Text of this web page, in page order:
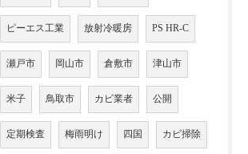
ピーエス工業 放射冷暖房 PS HR-C
瀬戸市 岡山市 倉敷市 津山市
米子 鳥取市 カビ業者 公開
定期検査 梅雨明け 四国 カビ掃除